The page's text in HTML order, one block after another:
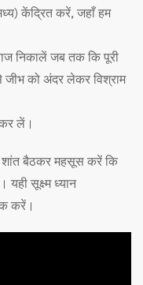
केंद्रित करें, जहाँ हम
निकालें जब तक कि पूरी
जीभ को अंदर लेकर विश्राम
लें।
बैठकर महसूस करें कि
सूक्ष्म ध्यान
करें।